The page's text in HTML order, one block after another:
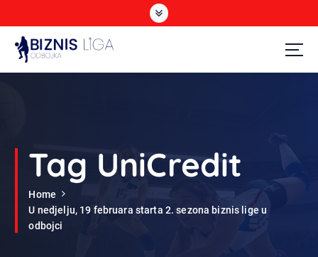
Odbojka
Tag UniCredit
Home
U nedjelju, 19 februara starta 2. sezona biznis lige u
odbojci